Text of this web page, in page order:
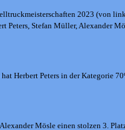
2023 (von
Peters, Stefan Müller, Alexander
Herbert Peters in der Kategorie
Mösle einen stolzen 3.